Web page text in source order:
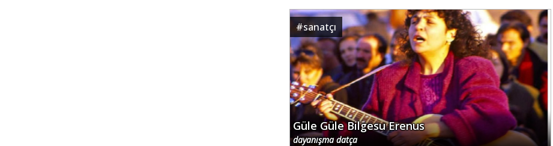
#sanatçı
Güle Güle Bilgesu Erenus
dayanışma datça